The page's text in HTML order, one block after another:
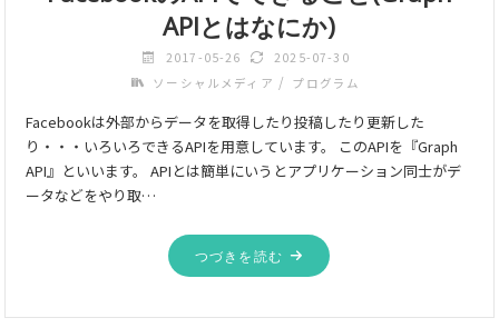
APIとはなにか)
2017-05-26
2025-07-30
ソーシャルメディア / プログラム
Facebookは外部からデータを取得したり投稿したり更新した
り・・・いろいろできるAPIを用意しています。 このAPIを『Graph
API』といいます。 APIとは簡単にいうとアプリケーション同士がデ
ータなどをやり取…
つづきを読む